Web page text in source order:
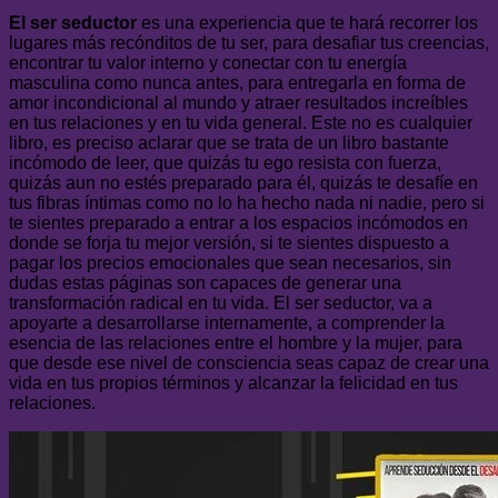
El ser seductor es una experiencia que te hará recorrer los
lugares más recónditos de tu ser, para desafiar tus creencias,
encontrar tu valor interno y conectar con tu energía
masculina como nunca antes, para entregarla en forma de
amor incondicional al mundo y atraer resultados increíbles
en tus relaciones y en tu vida general. Este no es cualquier
libro, es preciso aclarar que se trata de un libro bastante
incómodo de leer, que quizás tu ego resista con fuerza,
quizás aun no estés preparado para él, quizás te desafíe en
tus fibras íntimas como no lo ha hecho nada ni nadie, pero si
te sientes preparado a entrar a los espacios incómodos en
donde se forja tu mejor versión, si te sientes dispuesto a
pagar los precios emocionales que sean necesarios, sin
dudas estas páginas son capaces de generar una
transformación radical en tu vida. El ser seductor, va a
apoyarte a desarrollarse internamente, a comprender la
esencia de las relaciones entre el hombre y la mujer, para
que desde ese nivel de consciencia seas capaz de crear una
vida en tus propios términos y alcanzar la felicidad en tus
relaciones.